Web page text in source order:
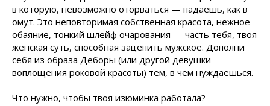
в которую, невозможно оторваться — падаешь, как в
омут. Это неповторимая собственная красота, нежное
обаяние, тонкий шлейф очарования — часть тебя, твоя
женская суть, способная зацепить мужское. Дополни
себя из образа Деборы (или другой девушки —
воплощения роковой красоты) тем, в чем нуждаешься.
Что нужно, чтобы твоя изюминка работала?